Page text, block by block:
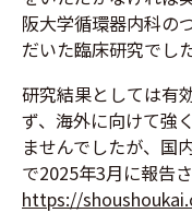
阪大学循環器内科の
だいた臨床研究でした
研究結果としては有
ず、海外に向けて強
ませんでしたが、国
で2025年3月に報告
https://